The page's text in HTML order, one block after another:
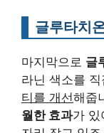
글루타치
마지막으로 글
라닌 색소를
티를 개선해줍
월한 효과가 있